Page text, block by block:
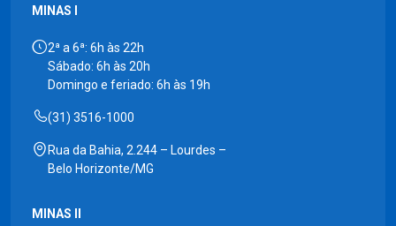
MINAS I
2ª a 6ª: 6h às 22h
Sábado: 6h às 20h
Domingo e feriado: 6h às 19h
(31) 3516-1000
Rua da Bahia, 2.244 – Lourdes –
Belo Horizonte/MG
MINAS II